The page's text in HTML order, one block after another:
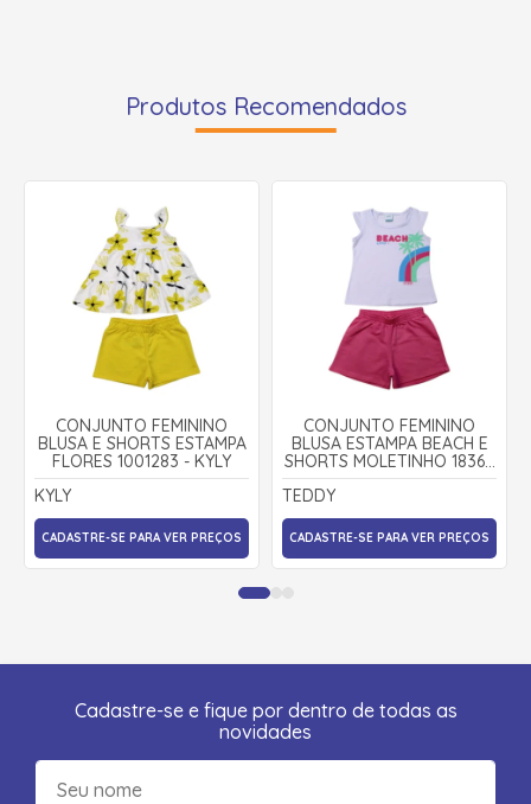
Produtos Recomendados
CONJUNTO FEMININO
BLUSA E SHORTS ESTAMPA
FLORES 1001283 - KYLY
KYLY
CADASTRE-SE PARA VER PREÇOS
CONJUNTO FEMININO
BLUSA ESTAMPA BEACH E
SHORTS MOLETINHO 18369
- TEDDY
TEDDY
CADASTRE-SE PARA VER PREÇOS
Cadastre-se e fique por dentro de todas as
novidades